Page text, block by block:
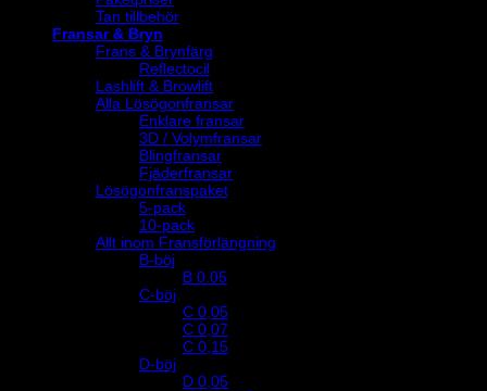
Tan tillbehör
Fransar & Bryn
Frans & Brynfärg
Reflectocil
Lashlift & Browlift
Alla Lösögonfransar
Enklare fransar
3D / Volymfransar
Blingfransar
Fjäderfransar
Lösögonfranspaket
5-pack
10-pack
Allt inom Fransförlängning
B-böj
B 0.05
C-böj
C 0,05
C 0,07
C 0,15
D-böj
D 0,05